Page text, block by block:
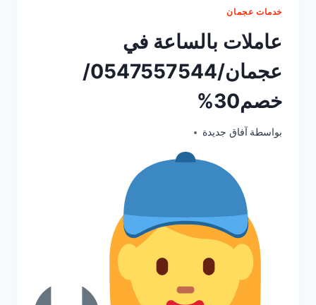
خدمات عجمان
عاملات بالساعة في
عجمان/0547557544/
خصم30%
بواسطة آفاق جديدة يونيو 22, 2025